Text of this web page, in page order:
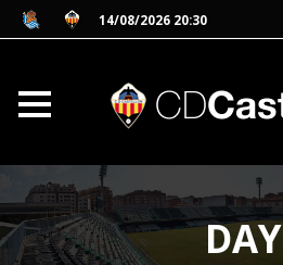
14/08/2026 20:30
DAY